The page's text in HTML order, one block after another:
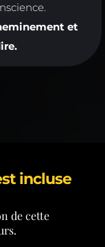
et
incluse
de cette